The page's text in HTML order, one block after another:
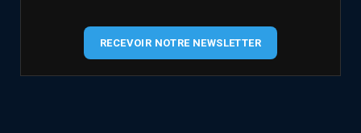
RECEVOIR NOTRE NEWSLETTER